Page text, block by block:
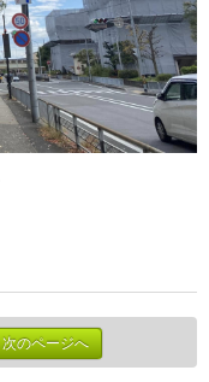
次のページへ